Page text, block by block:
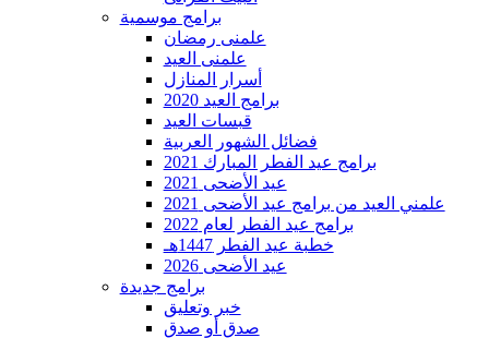
برامج موسمية
علمنى رمضان
علمنى العيد
أسرار المنازل
برامج العيد 2020
قبسات العيد
فضائل الشهور العربية
برامج عيد الفطر المبارك 2021
عيد الأضحى 2021
علمني العيد من برامج عيد الأضحى 2021
برامج عيد الفطر لعام 2022
خطبة عيد الفطر 1447هـ
عيد الأضحى 2026
برامج جديدة
خبر وتعليق
صدق أو صدق